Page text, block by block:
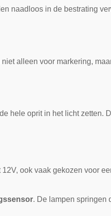
naadloos in de bestrating
alleen voor markering,
hele oprit in het licht zetten.
ook vaak gekozen voor
. De lampen springen